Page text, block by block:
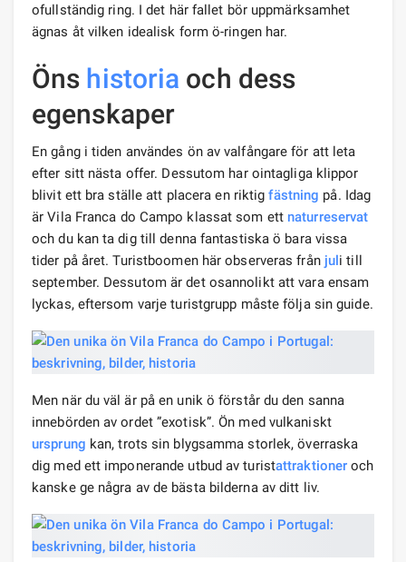
ofullständig ring. I det här fallet bör uppmärksamhet
ägnas åt vilken idealisk form ö-ringen har.
Öns historia och dess
egenskaper
En gång i tiden användes ön av valfångare för att leta
efter sitt nästa offer. Dessutom har ointagliga klippor
blivit ett bra ställe att placera en riktigfästning på. Idag
är Vila Franca do Campo klassat som ett naturreservat
och du kan ta dig till denna fantastiska ö bara vissa
tider på året. Turistboomen här observeras från juli till
september. Dessutom är det osannolikt att vara ensam
lyckas, eftersom varje turistgrupp måste följa sin guide.
Men när du väl är på en unik ö förstår du den sanna
innebörden av ordet ”exotisk”. Ön med vulkaniskt
ursprung kan, trots sin blygsamma storlek, överraska
dig med ett imponerande utbud av turistattraktioner och
kanske ge några av de bästa bilderna av ditt liv.